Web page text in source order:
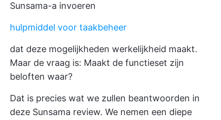
Sunsama-a invoeren
hulpmiddel voor taakbeheer
dat deze mogelijkheden werkelijkheid maakt.
Maar de vraag is: Maakt de functieset zijn
beloften waar?
Dat is precies wat we zullen beantwoorden in
deze Sunsama review. We nemen een diepe